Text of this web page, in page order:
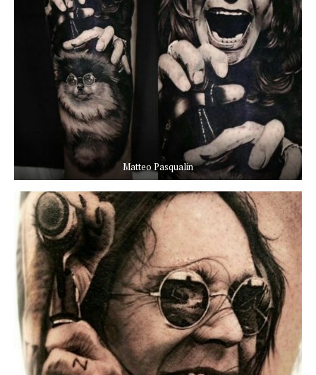
Matteo Pasqualin